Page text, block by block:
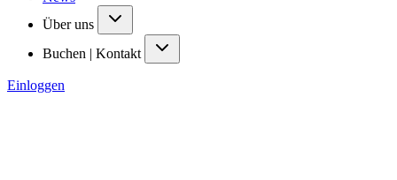
Über uns
Buchen | Kontakt
Einloggen